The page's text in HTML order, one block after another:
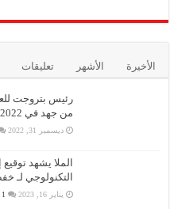
الأخيرة الأشهر تعليقات
رئيس بتروجت
من جهد في 2022
ديسمبر 31, 2022
الملا يشهد
التكنولوجي لـ
يناير 16, 2023 1